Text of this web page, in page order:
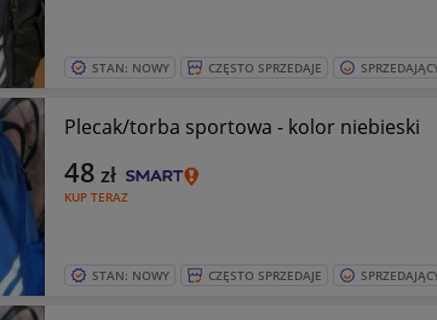
STAN: NOWY CZĘSTO SPRZEDAJE
Plecak/torba sportowa - kolor niebieski
KUP TERAZ
48 zł
STAN: NOWY CZĘSTO SPRZEDAJE